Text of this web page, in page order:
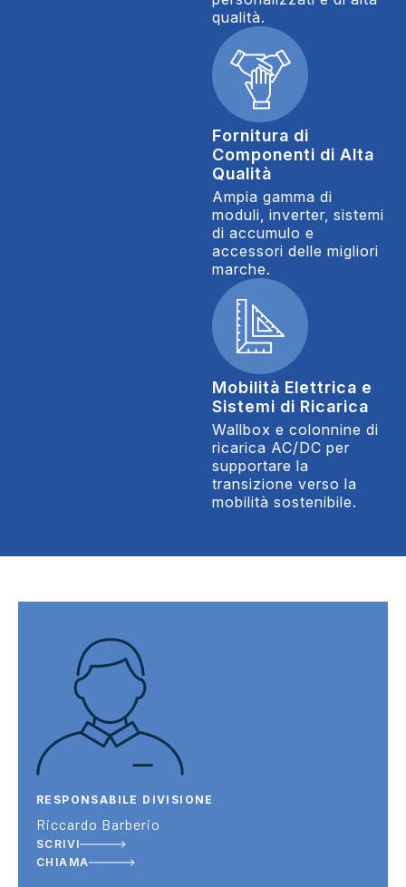
qualità.
Fornitura di
Componenti di Alta
Qualità
Ampia gamma di
moduli, inverter, sistemi
di accumulo e
accessori delle migliori
marche.
Mobilità Elettrica e
Sistemi di Ricarica
Wallbox e colonnine di
ricarica AC/DC per
supportare la
transizione verso la
mobilità sostenibile.
RESPONSABILE DIVISIONE
Riccardo Barberio
SCRIVI
CHIAMA